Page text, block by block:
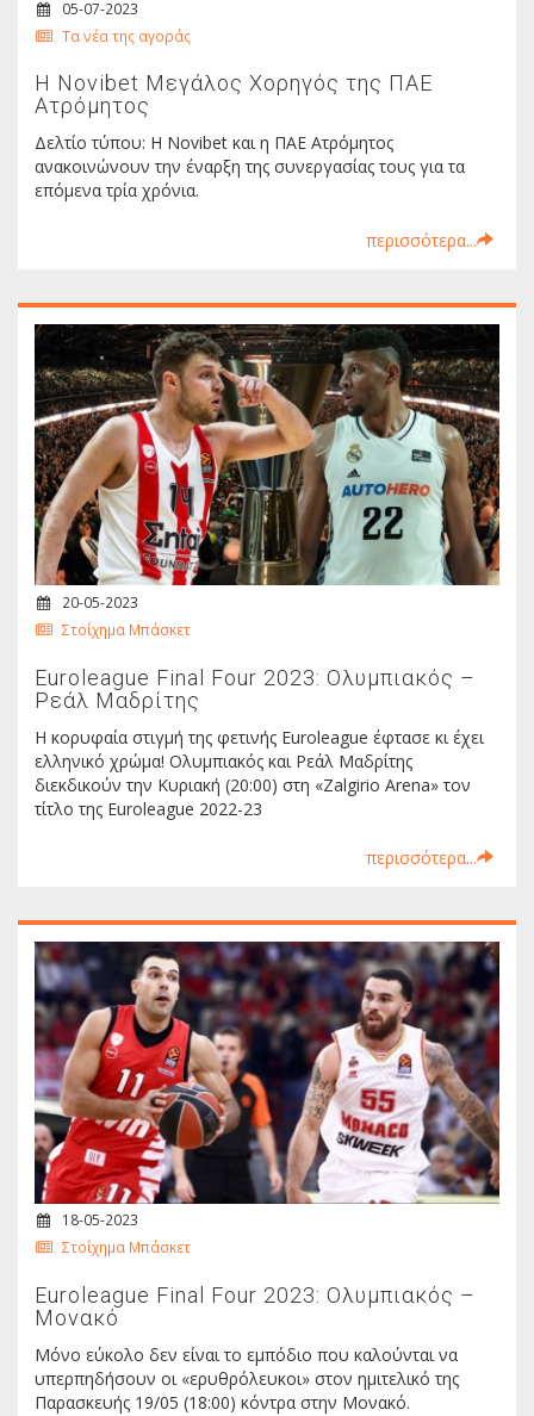
05-07-2023
Τα νέα της αγοράς
Η Novibet Μεγάλος Χορηγός της ΠΑΕ
Ατρόμητος
Δελτίο τύπου: Η Novibet και η ΠΑΕ Ατρόμητος
ανακοινώνουν την έναρξη της συνεργασίας τους για τα
επόμενα τρία χρόνια.
περισσότερα...
20-05-2023
Στοίχημα Μπάσκετ
Euroleague Final Four 2023: Ολυμπιακός –
Ρεάλ Μαδρίτης
Η κορυφαία στιγμή της φετινής Euroleague έφτασε κι έχει
ελληνικό χρώμα! Ολυμπιακός και Ρεάλ Μαδρίτης
διεκδικούν την Κυριακή (20:00) στη «Zalgirio Arena» τον
τίτλο της Euroleague 2022-23
περισσότερα...
18-05-2023
Στοίχημα Μπάσκετ
Euroleague Final Four 2023: Ολυμπιακός –
Μονακό
Μόνο εύκολο δεν είναι το εμπόδιο που καλούνται να
υπερπηδήσουν οι «ερυθρόλευκοι» στον ημιτελικό της
Παρασκευής 19/05 (18:00) κόντρα στην Μονακό.